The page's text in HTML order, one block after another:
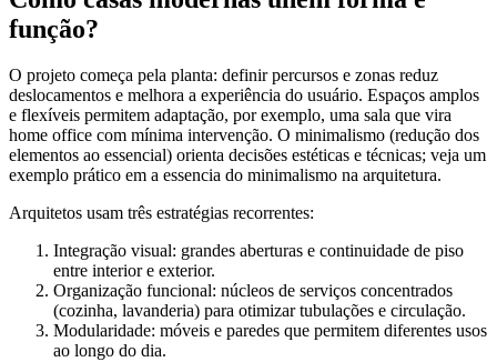
função?
O projeto começa pela planta: definir percursos e zonas reduz
deslocamentos e melhora a experiência do usuário. Espaços amplos
e flexíveis permitem adaptação, por exemplo, uma sala que vira
home office com mínima intervenção. O minimalismo (redução dos
elementos ao essencial) orienta decisões estéticas e técnicas; veja um
exemplo prático em a essencia do minimalismo na arquitetura.
Arquitetos usam três estratégias recorrentes:
Integração visual: grandes aberturas e continuidade de piso
entre interior e exterior.
Organização funcional: núcleos de serviços concentrados
(cozinha, lavanderia) para otimizar tubulações e circulação.
Modularidade: móveis e paredes que permitem diferentes usos
ao longo do dia.